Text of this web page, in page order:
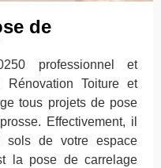
de
professionnel et
Rénovation Toiture et
tous projets de pose
Effectivement, il
sols de votre espace
la pose de carrelage